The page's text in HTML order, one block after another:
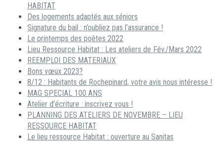
HABITAT
Des logements adaptés aux séniors
Signature du bail : n’oubliez pas l’assurance !
Le printemps des poètes 2022
Lieu Ressource Habitat : Les ateliers de Fév./Mars 2022
REEMPLOI DES MATERIAUX
Bons vœux 2023?
8/12 : Habitants de Rochepinard, votre avis nous intéresse !
MAG SPECIAL 100 ANS
Atelier d’écriture : inscrivez vous !
PLANNING DES ATELIERS DE NOVEMBRE – LIEU
RESSOURCE HABITAT
Le lieu ressource Habitat : ouverture au Sanitas